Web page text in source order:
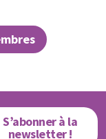
S’abonner à la
newsletter !